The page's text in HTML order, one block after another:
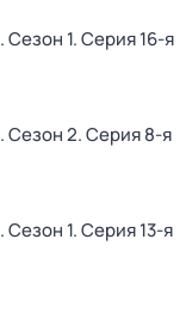
. Сезон 1. Серия 16-я
. Сезон 2. Серия 8-я
. Сезон 1. Серия 13-я